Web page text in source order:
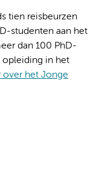
tien reisbeurzen
studenten aan het
dan 100 PhD-
opleiding in het
over het Jonge